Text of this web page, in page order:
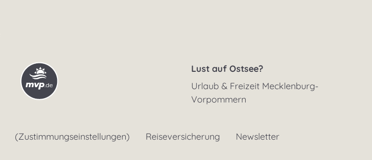
Lust auf Ostsee?
Urlaub & Freizeit Mecklenburg-
Vorpommern
(Zustimmungseinstellungen) Reiseversicherung Newsletter